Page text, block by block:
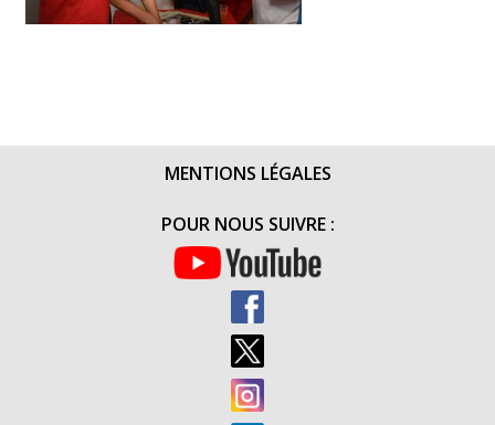
MENTIONS LÉGALES
POUR NOUS SUIVRE :